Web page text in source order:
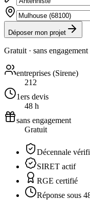
Déposer mon projet
Gratuit · sans engagement
entreprises (Sirene)
212
1ers devis
48 h
sans engagement
Gratuit
Décennale
SIRET actif
RGE certifié
Réponse sous